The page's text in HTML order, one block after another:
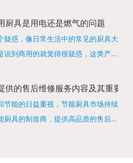
空间，又能满足多样化的烹饪需
厨具是用电还是燃气的问题
疑惑，像日常生活中的常见的厨具大
说到商用的就觉得很疑惑，这类产品
吗?还真别说，真被大家猜对了，这
供的售后维修服务内容及其重要性
节能的日益重视，节能厨具市场持续
厨具的制造商，提供高品质的售后维